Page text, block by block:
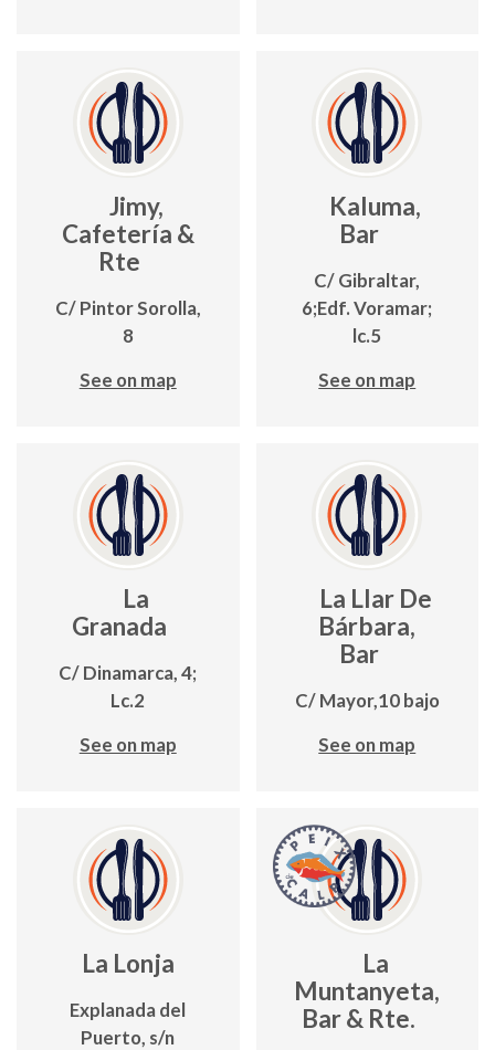
Jimy,
Cafetería &
Rte
C/ Pintor Sorolla,
8
See on map
Kaluma,
Bar
C/ Gibraltar,
6;Edf. Voramar;
lc.5
See on map
La
Granada
C/ Dinamarca, 4;
Lc.2
See on map
La Llar De
Bárbara,
Bar
C/ Mayor,10 bajo
See on map
La Lonja
Explanada del
Puerto, s/n
La
Muntanyeta,
Bar & Rte.